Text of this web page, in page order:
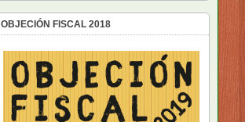
OBJECIÓN FISCAL 2018